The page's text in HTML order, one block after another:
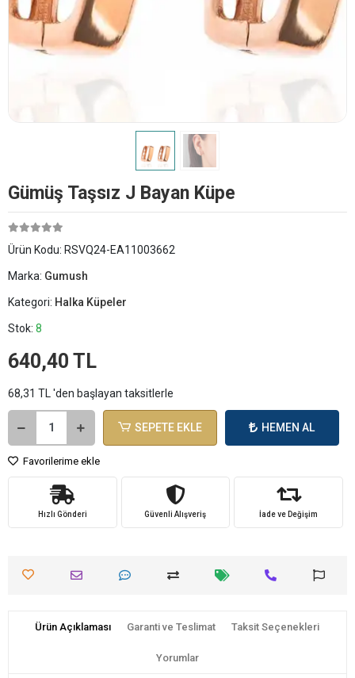
Gümüş Taşsız J Bayan Küpe
Ürün Kodu: RSVQ24-EA11003662
Marka: Gumush
Kategori: Halka Küpeler
Stok: 8
640,40 TL
68,31 TL 'den başlayan taksitlerle
SEPETE EKLE HEMEN AL
Favorilerime ekle
Hızlı Gönderi Güvenli Alışveriş İade ve Değişim
Ürün Açıklaması Garanti ve Teslimat Taksit Seçenekleri
Yorumlar